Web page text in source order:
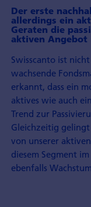
Der erste
allerdings ein
Geraten die
aktiven Angebot
Swisscanto ist
wachsende
erkannt, dass ein
aktives wie auch
Trend zur
Gleichzeitig
von unserer
diesem Segment
ebenfalls